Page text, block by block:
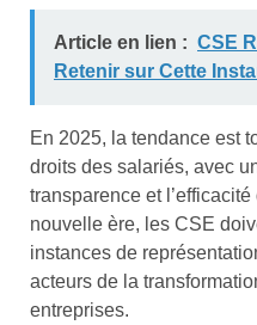
Article en lien : CSE
Retenir sur Cette
En 2025, la tendance est
droits des salariés, avec
transparence et
nouvelle ère, les CSE
instances de
acteurs de la
entreprises.